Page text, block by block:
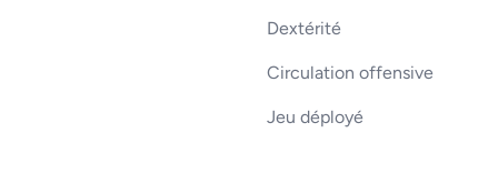
Dextérité
Circulation offensive
Jeu déployé